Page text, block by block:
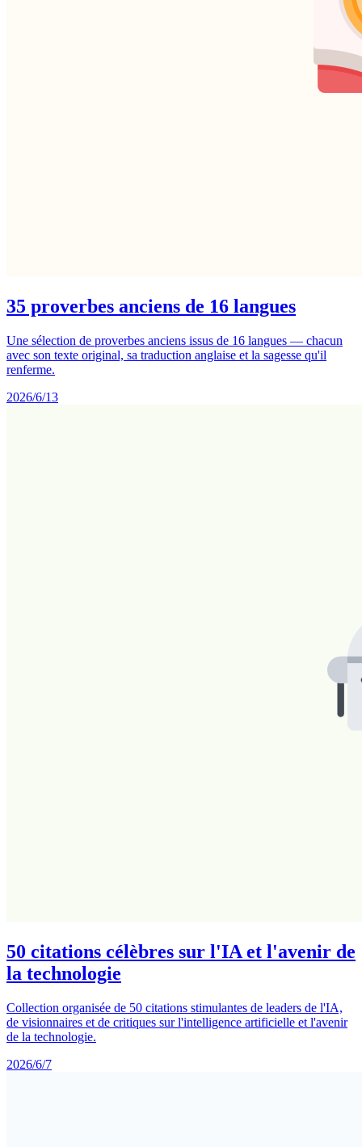
35 proverbes anciens de 16 langues
Une sélection de proverbes anciens issus de 16 langues — chacun
avec son texte original, sa traduction anglaise et la sagesse qu'il
renferme.
2026/6/13
50 citations célèbres sur l'IA et l'avenir de
la technologie
Collection organisée de 50 citations stimulantes de leaders de l'IA,
de visionnaires et de critiques sur l'intelligence artificielle et l'avenir
de la technologie.
2026/6/7